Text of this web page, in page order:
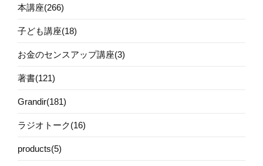
本講座(266)
子ども講座(18)
お金のセンスアップ講座(3)
著書(121)
Grandir(181)
ラジオトーク(16)
products(5)